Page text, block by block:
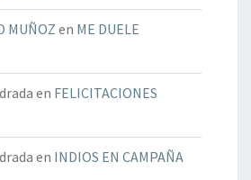
MUÑOZen ME DUELE
en FELICITACIONES
en INDIOS EN CAMPAÑA